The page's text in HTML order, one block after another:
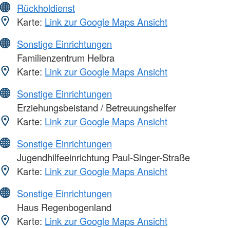
Rückholdienst
Karte: Link zur Google Maps Ansicht
Sonstige Einrichtungen
Familienzentrum Helbra
Karte: Link zur Google Maps Ansicht
Sonstige Einrichtungen
Erziehungsbeistand / Betreuungshelfer
Karte: Link zur Google Maps Ansicht
Sonstige Einrichtungen
Jugendhilfeeinrichtung Paul-Singer-Straße
Karte: Link zur Google Maps Ansicht
Sonstige Einrichtungen
Haus Regenbogenland
Karte: Link zur Google Maps Ansicht